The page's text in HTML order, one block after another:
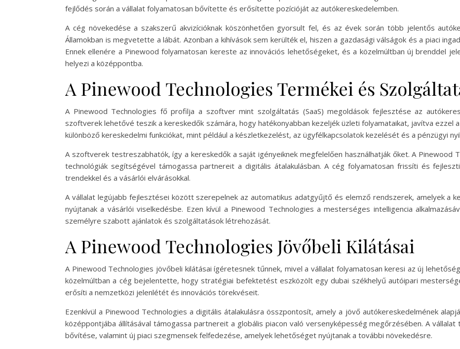
fejlődés során a vállalat folyamatosan bővítette és erősítette pozícióját az autókereskedelemben.
A cég növekedése a szakszerű akvizícióknak köszönhetően gyorsult fel, és az évek során több jelentős
Államokban is megvetette a lábát. Azonban a kihívások sem kerülték el, hiszen a gazdasági válságok és a piaci
Ennek ellenére a Pinewood folyamatosan kereste az innovációs lehetőségeket, és a közelmúltban új brenddel
helyezi a középpontba.
A Pinewood Technologies Termékei és
A Pinewood Technologies fő profilja a szoftver mint szolgáltatás (SaaS) megoldások fejlesztése az
szoftverek lehetővé teszik a kereskedők számára, hogy hatékonyabban kezeljék üzleti folyamataikat, javítva ezzel
különböző kereskedelmi funkciókat, mint például a készletkezelést, az ügyfélkapcsolatok kezelését és a pénzügyi
A szoftverek testreszabhatók, így a kereskedők a saját igényeiknek megfelelően használhatják őket. A Pinewood
technológiák segítségével támogassa partnereit a digitális átalakulásban. A cég folyamatosan frissíti és
trendekkel és a vásárlói elvárásokkal.
A vállalat legújabb fejlesztései között szerepelnek az automatikus adatgyűjtő és elemző rendszerek, amelyek a
nyújtanak a vásárlói viselkedésbe. Ezen kívül a Pinewood Technologies a mesterséges intelligencia
személyre szabott ajánlatok és szolgáltatások létrehozását.
A Pinewood Technologies Jövőbeli Kilátásai
A Pinewood Technologies jövőbeli kilátásai ígéretesnek tűnnek, mivel a vállalat folyamatosan keresi az új
közelmúltban a cég bejelentette, hogy stratégiai befektetést eszközölt egy dubai székhelyű autóipari
erősíti a nemzetközi jelenlétét és innovációs törekvéseit.
Ezenkívül a Pinewood Technologies a digitális átalakulásra összpontosít, amely a jövő autókereskedelmének
középpontjába állításával támogassa partnereit a globális piacon való versenyképesség megőrzésében. A
bővítése, valamint új piaci szegmensek felfedezése, amelyek lehetőséget nyújtanak a további növekedésre.